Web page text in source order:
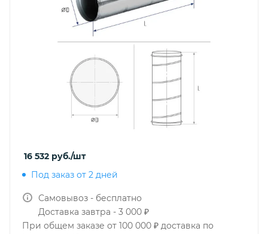
16 532 руб./шт
Под заказ от 2 дней
Самовывоз - бесплатно
Доставка завтра - 3 000 ₽
При общем заказе от 100 000 ₽ доставка по